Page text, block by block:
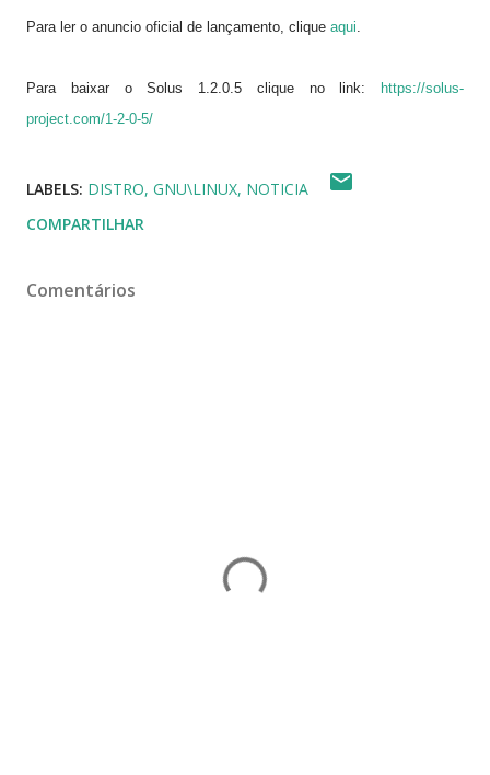
Para ler o anuncio oficial de lançamento, clique aqui.
Para baixar o Solus 1.2.0.5 clique no link:
https://solus-
project.com/1-2-0-5/
LABELS: DISTRO GNU\LINUX NOTICIA
COMPARTILHAR
Comentários